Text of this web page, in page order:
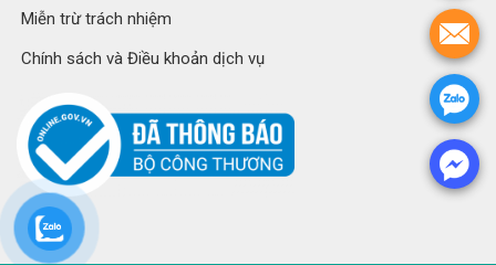
Miễn trừ trách nhiệm
Chính sách và Điều khoản dịch vụ